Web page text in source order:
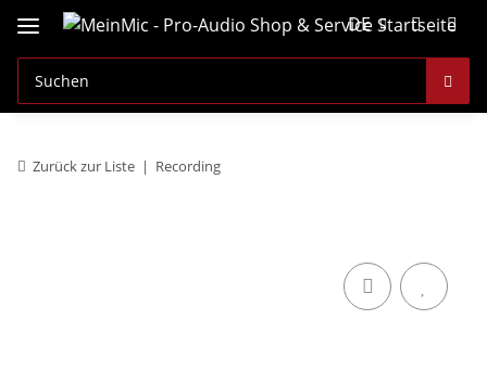
DE
Zurück zur Liste Recording